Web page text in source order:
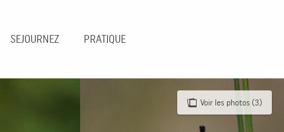
SEJOURNEZ PRATIQUE
Voir les photos (3)